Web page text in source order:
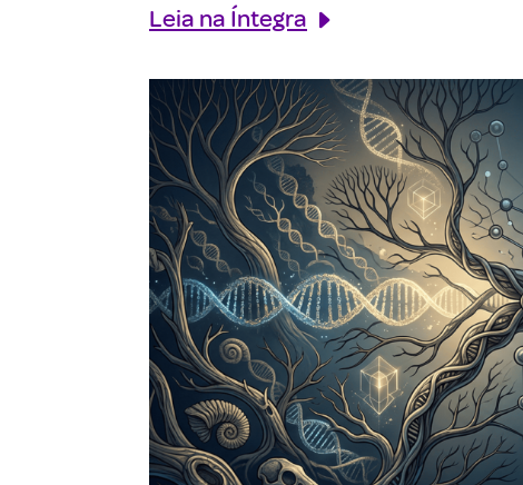
Leia na Íntegra